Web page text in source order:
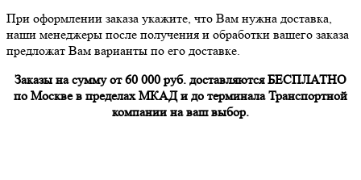
При оформлении заказа укажите, что Вам нужна доставка,
наши менеджеры после получения и обработки вашего заказа
предложат Вам варианты по его доставке.
Заказы на сумму от 60 000 руб. доставляются БЕСПЛАТНО
по Москве в пределах МКАД и до терминала Транспортной
компании на ваш выбор.